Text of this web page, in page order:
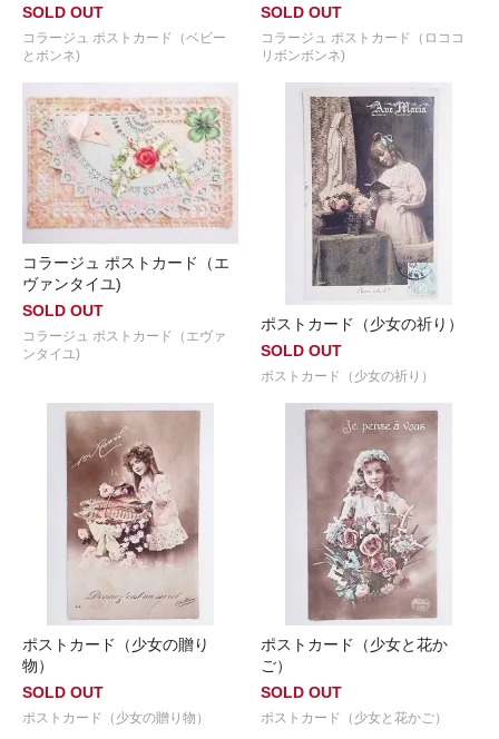
SOLD OUT
コラージュ ポストカード（ベビー
とボンネ)
SOLD OUT
コラージュ ポストカード（ロココ
リボンボンネ)
コラージュ ポストカード（エ
ヴァンタイユ)
SOLD OUT
コラージュ ポストカード（エヴァ
ンタイユ)
ポストカード（少女の祈り）
SOLD OUT
ポストカード（少女の祈り）
ポストカード（少女の贈り
物）
SOLD OUT
ポストカード（少女の贈り物）
ポストカード（少女と花か
ご）
SOLD OUT
ポストカード（少女と花かご）